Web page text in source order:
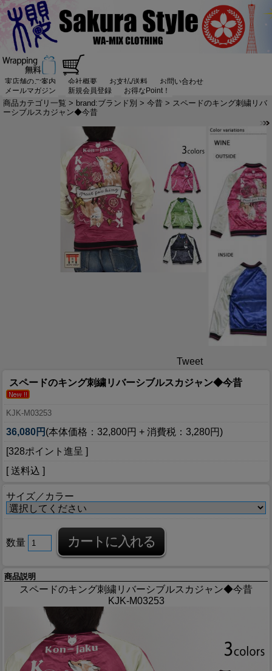
実店舗のご案内 会社概要 お支払/送料
お問い合わせ
メールマガジン
新規会員登録 お得なPoint！
商品カテゴリ一覧 > brand:ブランド別 > 今昔 > スペードのキング刺繍リバ
ーシブルスカジャン◆今昔
Tweet
スペードのキング刺繍リバーシブルスカジャン◆今昔
KJK-M03253
36,080円 (本体価格：32,800円 + 消費税：3,280円)
[328ポイント進呈 ]
[ 送料込 ]
サイズ／カラー
数量
商品説明
スペードのキング刺繍リバーシブルスカジャン◆今昔
KJK-M03253